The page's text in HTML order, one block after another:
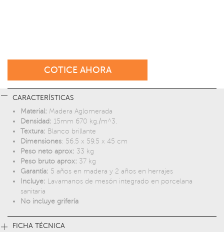
COTICE AHORA
CARACTERÍSTICAS
Material: Madera Aglomerada
Densidad: 15mm 670 kg./m^3.
Textura: Blanco brillante
Dimensiones: 56.5 x 59.5 x 45 cm
Peso neto aprox: 33 kg
Peso bruto aprox: 37 kg
Garantía: 5 años en madera y 2 años en herrajes
Incluye: Lavamanos de mesón integrado en porcelana
sanitaria
No incluye grifería
FICHA TÉCNICA